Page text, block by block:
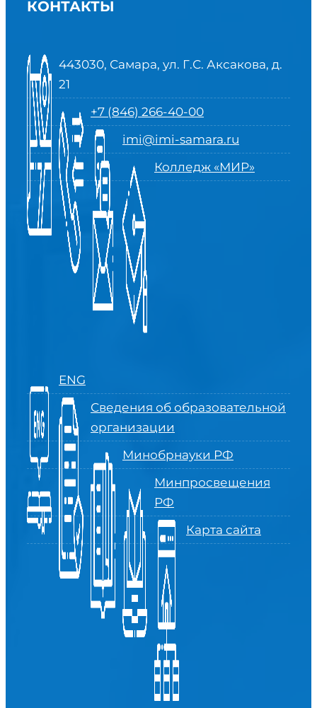
КОНТАКТЫ
443030, Самара, ул. Г.С. Аксакова, д.
21
+7 (846) 266-40-00
imi@imi-samara.ru
Колледж «МИР»
ENG
Сведения об образовательной
организации
Минобрнауки РФ
Минпросвещения
РФ
Карта сайта